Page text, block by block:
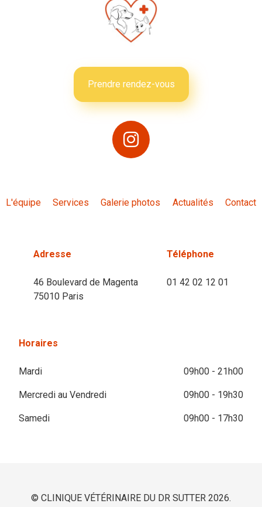
Prendre rendez-vous
L'équipe Services Galerie photos Actualités Contact
Adresse
46 Boulevard de Magenta
75010 Paris
Téléphone
01 42 02 12 01
Horaires
Mardi 09h00 - 21h00
Mercredi au Vendredi 09h00 - 19h30
Samedi 09h00 - 17h30
© CLINIQUE VÉTÉRINAIRE DU DR SUTTER 2026.